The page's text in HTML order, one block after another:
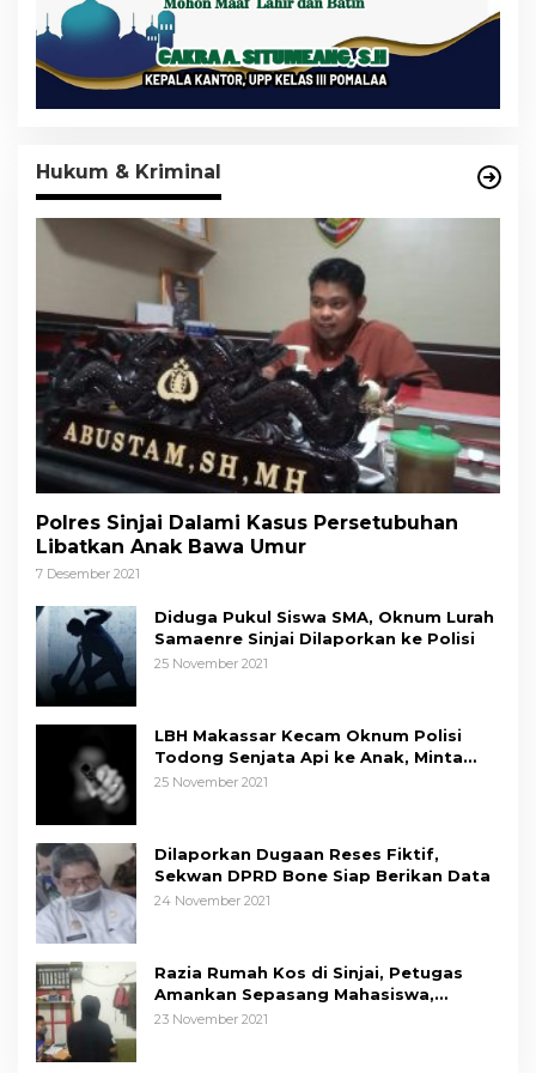
Hukum & Kriminal
Polres Sinjai Dalami Kasus Persetubuhan
Libatkan Anak Bawa Umur
7 Desember 2021
Diduga Pukul Siswa SMA, Oknum Lurah
Samaenre Sinjai Dilaporkan ke Polisi
25 November 2021
LBH Makassar Kecam Oknum Polisi
Todong Senjata Api ke Anak, Minta
Kapolda Sulsel Tindak Tegas
25 November 2021
Dilaporkan Dugaan Reses Fiktif,
Sekwan DPRD Bone Siap Berikan Data
24 November 2021
Razia Rumah Kos di Sinjai, Petugas
Amankan Sepasang Mahasiswa,
Mengaku Berpacaran
23 November 2021